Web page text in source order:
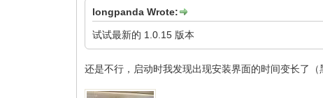
longpanda Wrote:
试试最新的 1.0.15 版本
还是不行，启动时我发现出现安装界面的时间变长了